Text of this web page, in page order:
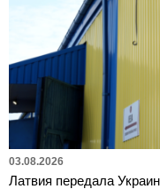
03.08.2026
Латвия передала